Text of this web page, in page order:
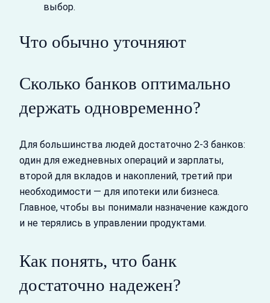
выбор.
Что обычно уточняют
Сколько банков оптимально
держать одновременно?
Для большинства людей достаточно 2-3 банков:
один для ежедневных операций и зарплаты,
второй для вкладов и накоплений, третий при
необходимости — для ипотеки или бизнеса.
Главное, чтобы вы понимали назначение каждого
и не терялись в управлении продуктами.
Как понять, что банк
достаточно надежен?